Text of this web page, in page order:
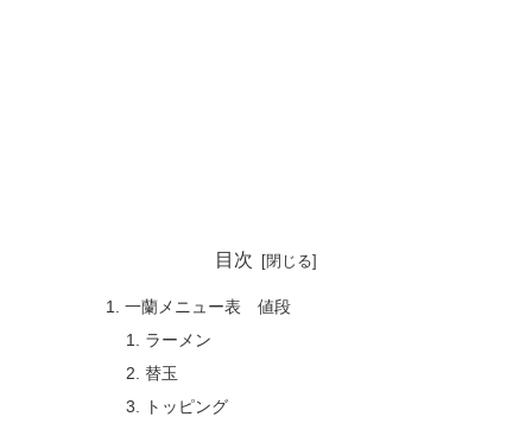
目次
一蘭メニュー表 値段
ラーメン
替玉
トッピング